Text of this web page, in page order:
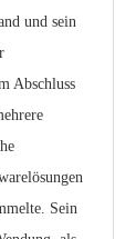
und sein
Abschluss
Sein